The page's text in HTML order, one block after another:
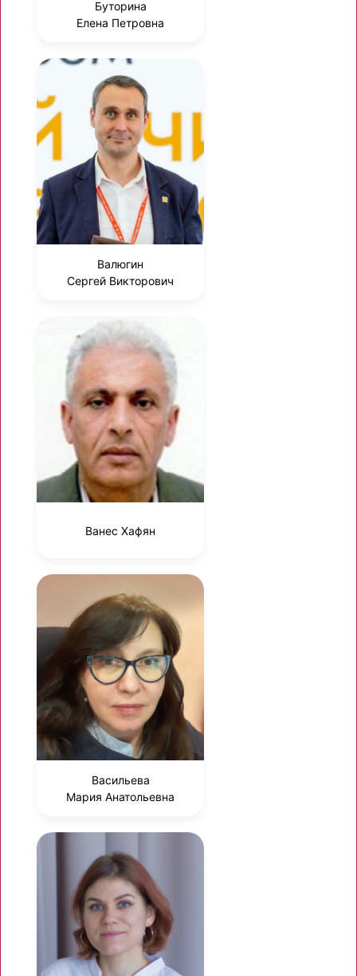
Буторина
Елена Петровна
Валюгин
Сергей Викторович
Ванес Хафян
Васильева
Мария Анатольевна